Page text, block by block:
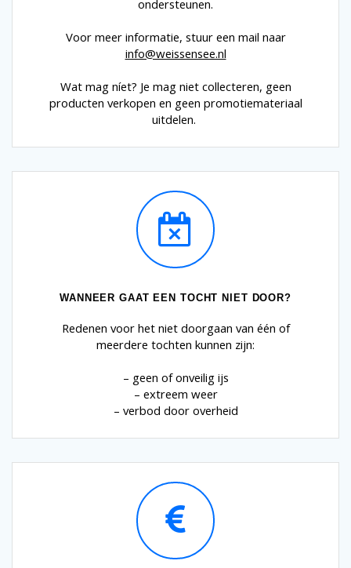
ondersteunen.
Voor meer informatie, stuur een mail naar
info@weissensee.nl
Wat mag níet? Je mag niet collecteren, geen
producten verkopen en geen promotiemateriaal
uitdelen.
WANNEER GAAT EEN TOCHT NIET DOOR?
Redenen voor het niet doorgaan van één of
meerdere tochten kunnen zijn:
– geen of onveilig ijs
– extreem weer
– verbod door overheid